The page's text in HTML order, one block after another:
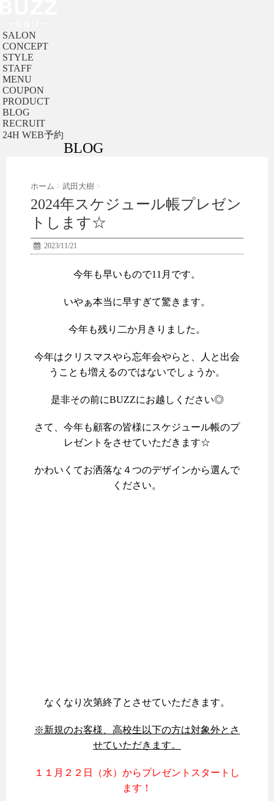
SALON
CONCEPT
STYLE
STAFF
MENU
COUPON
PRODUCT
BLOG
RECRUIT
24H WEB予約
BLOG
ホーム > 武田大樹 >
2024年スケジュール帳プレゼン
トします☆
2023/11/21
今年も早いもので11月です。
いやぁ本当に早すぎて驚きます。
今年も残り二か月きりました。
今年はクリスマスやら忘年会やらと、人と出会
うことも増えるのではないでしょうか。
是非その前にBUZZにお越しください◎
さて、今年も顧客の皆様にスケジュール帳のプ
レゼントをさせていただきます☆
かわいくてお洒落な４つのデザインから選んで
ください。
なくなり次第終了とさせていただきます。
※新規のお客様、高校生以下の方は対象外とさ
せていただきます。
１１月２２日（水）からプレゼントスタートし
ます！